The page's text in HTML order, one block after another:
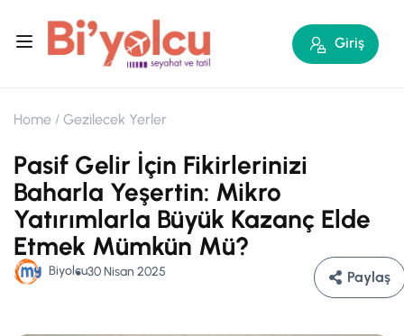
Giriş
Home Gezilecek Yerler
Pasif Gelir İçin Fikirlerinizi
Baharla Yeşertin: Mikro
Yatırımlarla Büyük Kazanç Elde
Etmek Mümkün Mü?
Biyolcu30 Nisan 2025 Paylaş